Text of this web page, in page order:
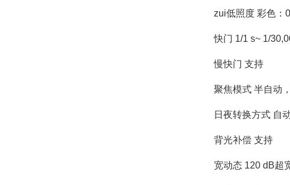
zui低照度 彩色：
快门 1/1 s~ 1/
慢快门 支持
聚焦模式 半自动
日夜转换方式 自
背光补偿 支持
宽动态 120 dB超